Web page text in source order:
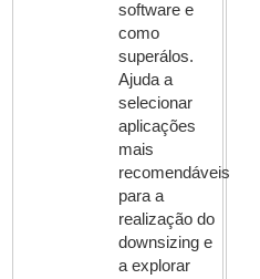
software e
como
superálos.
Ajuda a
selecionar
aplicações
mais
recomendáveis
para a
realização do
downsizing e
a explorar